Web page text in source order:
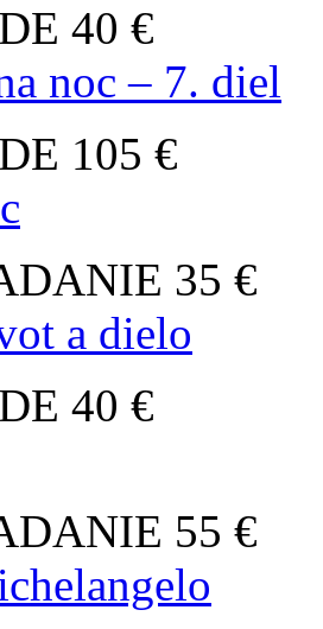
40 €
noc – 7. diel
105 €
35 €
a dielo
40 €
55 €